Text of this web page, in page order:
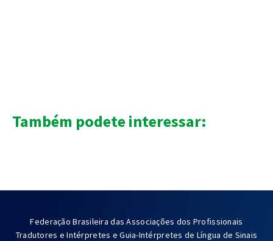
Também podete interessar:
Federação Brasileira das Associações dos Profissionais
Tradutores e Intérpretes e Guia-Intérpretes de Língua de Sinais